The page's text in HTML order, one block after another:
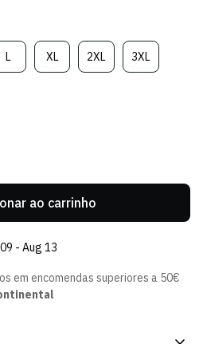
LVariante
Esgotada
XLVariante
Esgotada
2XLVariante
Esgotada
3XLVariante
Esgotada
ao carrinho
- Aug 13
em encomendas superiores a 50€